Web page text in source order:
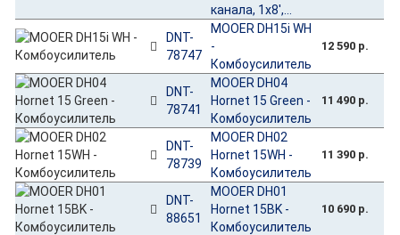
канала, 1х8',...
DNT-
78747
MOOER DH15i WH
-
Комбоусилитель
12 590 р.
DNT-
78741
MOOER DH04
Hornet 15 Green -
Комбоусилитель
11 490 р.
DNT-
78739
MOOER DH02
Hornet 15WH -
Комбоусилитель
11 390 р.
DNT-
88651
MOOER DH01
Hornet 15BK -
Комбоусилитель
10 690 р.